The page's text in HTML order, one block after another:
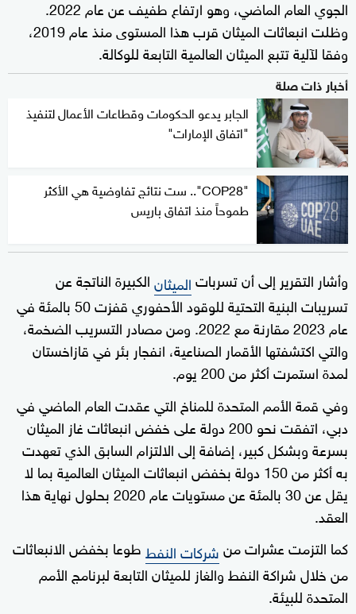
الجوي العام الماضي، وهو ارتفاع طفيف عن عام 2022.
وظلت انبعاثات الميثان قرب هذا المستوى منذ عام 2019،
وفقا لآلية تتبع الميثان العالمية التابعة للوكالة.
أخبار ذات صلة
الجابر يدعو الحكومات وقطاعات الأعمال لتنفيذ
"اتفاق الإمارات"
"COP28".. ست نتائج تفاوضية هي الأكثر
طموحاً منذ اتفاق باريس
وأشار التقرير إلى أن تسرباتالميثانالكبيرة الناتجة عن
تسريبات البنية التحتية للوقود الأحفوري قفزت 50 بالمئة في
عام 2023 مقارنة مع 2022. ومن مصادر التسريب الضخمة،
والتي اكتشفتها الأقمار الصناعية، انفجار بئر في قازاخستان
لمدة استمرت أكثر من 200 يوم.
وفي قمة الأمم المتحدة للمناخ التي عقدت العام الماضي في
دبي، اتفقت نحو 200 دولة على خفض انبعاثات غاز الميثان
بسرعة وبشكل كبير، إضافة إلى الالتزام السابق الذي تعهدت
به أكثر من 150 دولة بخفض انبعاثات الميثان العالمية بما لا
يقل عن 30 بالمئة عن مستويات عام 2020 بحلول نهاية هذا
العقد.
كما التزمت عشرات منشركات النفططوعا بخفض الانبعاثات
من خلال شراكة النفط والغاز للميثان التابعة لبرنامج الأمم
المتحدة للبيئة.